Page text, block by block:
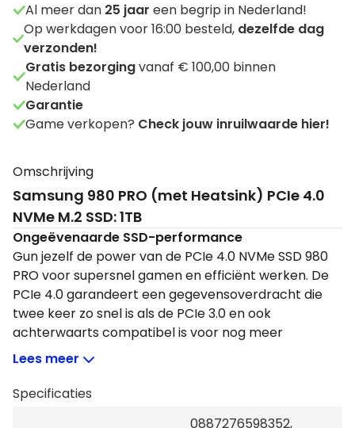
Al meer dan 25 jaar een begrip in Nederland!
Op werkdagen voor 16:00 besteld, dezelfde dag
verzonden!
Gratis bezorgingvanaf € 100,00 binnen
Nederland
Garantie
Game verkopen? Check jouw inruilwaarde hier!
Omschrijving
Samsung 980 PRO (met Heatsink) PCIe 4.0
NVMe M.2 SSD: 1TB
Ongeëvenaarde SSD-performance
Gun jezelf de power van de PCIe 4.0 NVMe SSD 980
PRO voor supersnel gamen en efficiënt werken. De
PCIe 4.0 garandeert een gegevensoverdracht die
twee keer zo snel is als de PCIe 3.0 en ook
achterwaarts compatibel is voor nog meer
flexibiliteit. De toegevoegde heatsink zorgt voor een
warmtecontrole voor een optimale game-ervaring.
Lees meer
Specificaties
0887276598352,